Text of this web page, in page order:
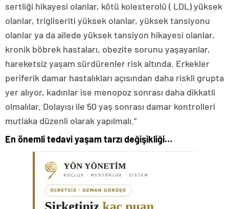
sertliği hikayesi olanlar, kötü kolesterolü ( LDL) yüksek
olanlar, trigliseriti yüksek olanlar, yüksek tansiyonu
olanlar ya da ailede yüksek tansiyon hikayesi olanlar,
kronik böbrek hastaları, obezite sorunu yaşayanlar,
hareketsiz yaşam sürdürenler risk altında. Erkekler
periferik damar hastalıkları açısından daha riskli grupta
yer alıyor, kadınlar ise menopoz sonrası daha dikkatli
olmalılar. Dolayısı ile 50 yaş sonrası damar kontrolleri
mutlaka düzenli olarak yapılmalı.”
En önemli tedavi yaşam tarzı değişikliği…